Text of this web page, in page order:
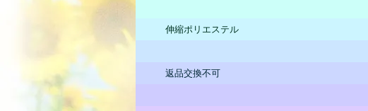
伸縮ポリエステル
返品交換不可